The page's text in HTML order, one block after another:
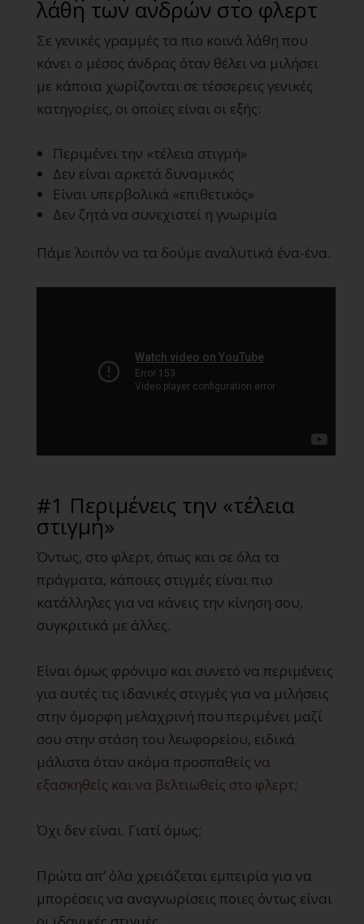
λάθη των ανδρών στο φλερτ
Σε γενικές γραμμές τα πιο κοινά λάθη που
κάνει ο μέσος άνδρας όταν θέλει να μιλήσει
με κάποια χωρίζονται σε τέσσερεις γενικές
κατηγορίες, οι οποίες είναι οι εξής:
Περιμένει την «τέλεια στιγμή»
Δεν είναι αρκετά δυναμικός
Είναι υπερβολικά «επιθετικός»
Δεν ζητά να συνεχιστεί η γνωριμία
Πάμε λοιπόν να τα δούμε αναλυτικά ένα-ένα.
#1 Περιμένεις την «τέλεια
στιγμή»
Όντως, στο φλερτ, όπως και σε όλα τα
πράγματα, κάποιες στιγμές είναι πιο
κατάλληλες για να κάνεις την κίνηση σου,
συγκριτικά με άλλες.
Είναι όμως φρόνιμο και συνετό να περιμένεις
για αυτές τις ιδανικές στιγμές για να μιλήσεις
στην όμορφη μελαχρινή που περιμένει μαζί
σου στην στάση του λεωφορείου, ειδικά
μάλιστα όταν ακόμα προσπαθείς να
εξασκηθείς και να βελτιωθείς στο φλερτ;
Όχι δεν είναι. Γιατί όμως;
Πρώτα απ’ όλα χρειάζεται εμπειρία για να
μπορέσεις να αναγνωρίσεις ποιες όντως είναι